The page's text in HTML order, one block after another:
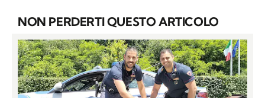
NON PERDERTI QUESTO ARTICOLO